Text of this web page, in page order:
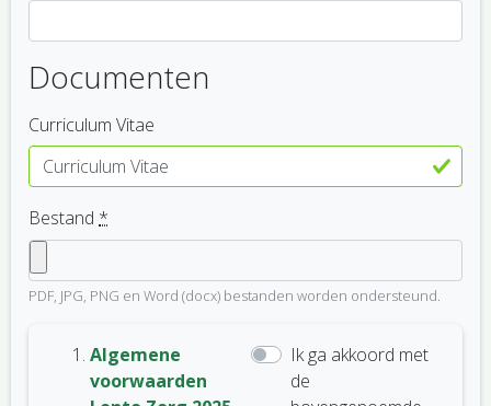
Documenten
Curriculum Vitae
Bestand *
PDF, JPG, PNG en Word (docx) bestanden worden ondersteund.
Algemene
voorwaarden
Ik ga akkoord met
de